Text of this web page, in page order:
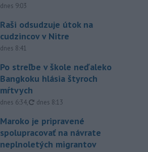
dnes 9:03
Raši odsudzuje útok na
cudzincov v Nitre
dnes 8:41
Po streľbe v škole neďaleko
Bangkoku hlásia štyroch
mŕtvych
dnes 6:34, aktualizované
dnes 8:13
Maroko je pripravené
spolupracovať na návrate
neplnoletých migrantov